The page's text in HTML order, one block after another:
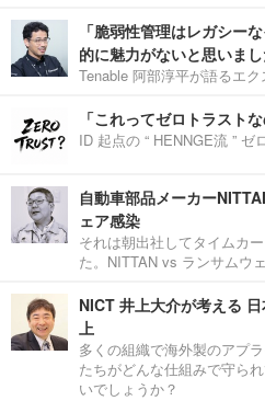
「脆弱性管理はレガシー
的に魅力がないと思いまし
Tenable 阿部淳平が語るエ
「これってゼロトラスト
ID 起点の “ HENNGE流 ” ゼ
自動車部品メーカー
ェア感染
それは朝出社してタイムカ
た。NITTAN vs ランサムウ
NICT 井上大介が考える
上
多くの組織で海外製のアプ
たちがどんな仕組みで守ら
いでしょうか？